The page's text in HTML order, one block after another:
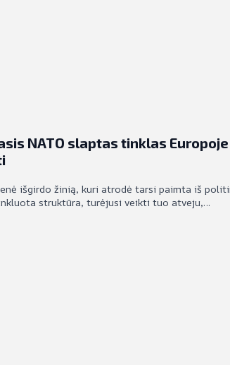
NATO slaptas tinklas
išgirdo žinią, kuri atrodė tarsi paimta iš
struktūra, turėjusi veikti tuo atveju,…